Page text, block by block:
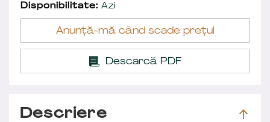
Disponibilitate: Azi
Anunță-mă când scade prețul
Descarcă PDF
Descriere